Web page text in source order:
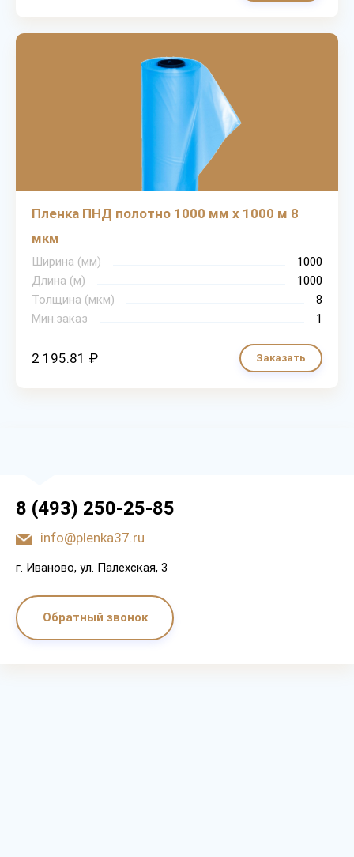
Пленка ПНД полотно 1000 мм х 1000 м 8
мкм
Ширина (мм)
1000
Длина (м)
1000
Толщина (мкм)
8
Мин.заказ
1
2 195.81 ₽ Заказать
8 (493) 250-25-85
info@plenka37.ru
г. Иваново, ул. Палехская, 3
Обратный звонок